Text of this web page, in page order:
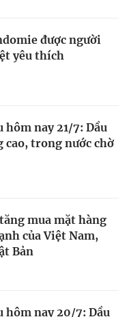
được người
yêu thích
hôm nay 21/7: Dầu
cao, trong nước chờ
mua mặt hàng
của Việt Nam,
Bản
hôm nay 20/7: Dầu